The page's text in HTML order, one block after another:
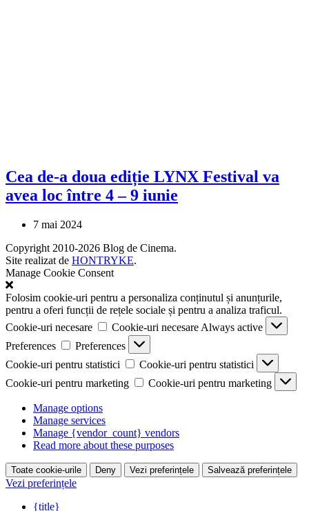
Cea de-a doua ediție LYNX Festival va
avea loc între 4 – 9 iunie
7 mai 2024
Copyright 2010-2026 Blog de Cinema.
Site realizat de HONTRYKE.
Manage Cookie Consent
Folosim cookie-uri pentru a personaliza conținutul și anunțurile,
pentru a oferi funcții de rețele sociale și pentru a analiza traficul.
Cookie-uri necesare
Cookie-uri necesare Always active
Preferences
Preferences
Cookie-uri pentru statistici
Cookie-uri pentru statistici
Cookie-uri pentru marketing
Cookie-uri pentru marketing
Manage options
Manage services
Manage {vendor_count} vendors
Read more about these purposes
Toate cookie-urile Deny Vezi preferințele Salvează preferințele
Vezi preferințele
{title}